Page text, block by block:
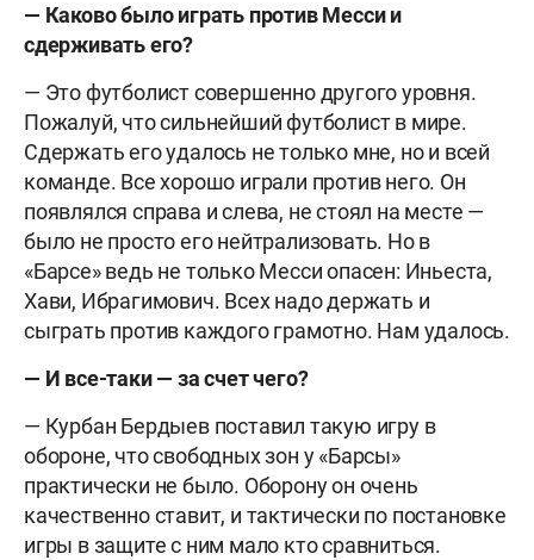
— Каково было играть против Месси и
сдерживать его?
— Это футболист совершенно другого уровня.
Пожалуй, что сильнейший футболист в мире.
Сдержать его удалось не только мне, но и всей
команде. Все хорошо играли против него. Он
появлялся справа и слева, не стоял на месте —
было не просто его нейтрализовать. Но в
«Барсе» ведь не только Месси опасен: Иньеста,
Хави, Ибрагимович. Всех надо держать и
сыграть против каждого грамотно. Нам удалось.
— И все-таки — за счет чего?
— Курбан Бердыев поставил такую игру в
обороне, что свободных зон у «Барсы»
практически не было. Оборону он очень
качественно ставит, и тактически по постановке
игры в защите с ним мало кто сравниться.